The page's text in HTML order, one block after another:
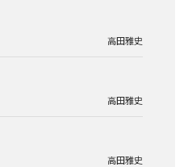
高田雅史
高田雅史
高田雅史